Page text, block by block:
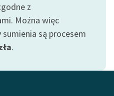
z
Można więc
są procesem
.